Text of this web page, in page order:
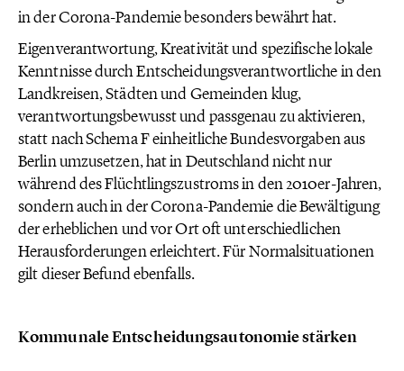
in der Corona-Pandemie besonders bewährt hat.
Eigenverantwortung, Kreativität und spezifische lokale
Kenntnisse durch Entscheidungsverantwortliche in den
Landkreisen, Städten und Gemeinden klug,
verantwortungsbewusst und passgenau zu aktivieren,
statt nach Schema F einheitliche Bundesvorgaben aus
Berlin umzusetzen, hat in Deutschland nicht nur
während des Flüchtlingszustroms in den 2010er-Jahren,
sondern auch in der Corona-Pandemie die Bewältigung
der erheblichen und vor Ort oft unterschiedlichen
Herausforderungen erleichtert. Für Normalsituationen
gilt dieser Befund ebenfalls.
Kommunale Entscheidungsautonomie stärken